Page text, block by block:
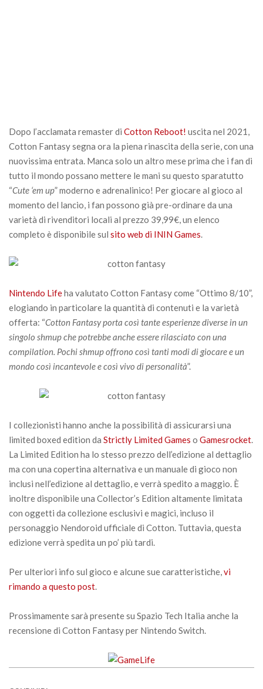
Dopo l’acclamata remaster di Cotton Reboot! uscita nel 2021,
Cotton Fantasy segna ora la piena rinascita della serie, con una
nuovissima entrata. Manca solo un altro mese prima che i fan di
tutto il mondo possano mettere le mani su questo sparatutto
“Cute ‘em up” moderno e adrenalinico! Per giocare al gioco al
momento del lancio, i fan possono già pre-ordinare da una
varietà di rivenditori locali al prezzo 39,99€, un elenco
completo è disponibile sul sito web di ININ Games.
Nintendo Lifeha valutato Cotton Fantasy come “Ottimo 8/10”,
elogiando in particolare la quantità di contenuti e la varietà
offerta: “Cotton Fantasy porta così tante esperienze diverse in un
singolo shmup che potrebbe anche essere rilasciato con una
compilation. Pochi shmup offrono così tanti modi di giocare e un
mondo così incantevole e così vivo di personalità”.
I collezionisti hanno anche la possibilità di assicurarsi una
limited boxed edition da Strictly Limited Games o Gamesrocket.
La Limited Edition ha lo stesso prezzo dell’edizione al dettaglio
ma con una copertina alternativa e un manuale di gioco non
inclusi nell’edizione al dettaglio, e verrà spedito a maggio. È
inoltre disponibile una Collector’s Edition altamente limitata
con oggetti da collezione esclusivi e magici, incluso il
personaggio Nendoroid ufficiale di Cotton. Tuttavia, questa
edizione verrà spedita un po’ più tardi.
Per ulteriori info sul gioco e alcune sue caratteristiche,vi
rimando a questo post.
Prossimamente sarà presente su Spazio Tech Italia anche la
recensione di Cotton Fantasy per Nintendo Switch.